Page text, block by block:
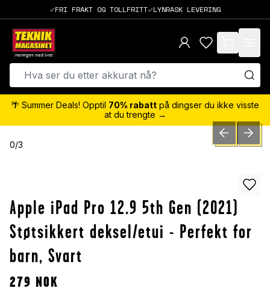
FRI FRAKT OG TOLLFRITT LYNRASK LEVERING
items in cart,
🌴 Summer Deals! Opptil 70% rabatt på dingser du ikke visste
at du trengte →
0/3 PREVIOUSNEXT
Apple iPad Pro 12.9 5th Gen (2021)
Støtsikkert deksel/etui - Perfekt for
barn, Svart
279 NOK